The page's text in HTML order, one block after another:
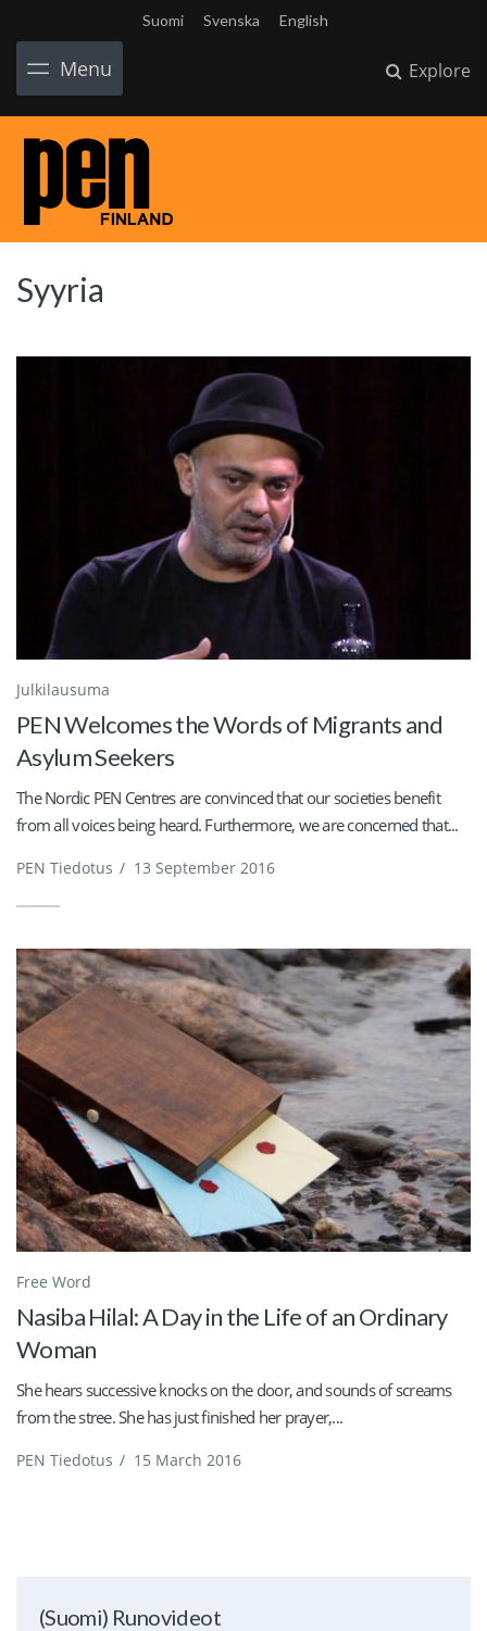
Suomi Svenska English
Menu Explore
Syyria
Julkilausuma
PEN Welcomes the Words of Migrants and
Asylum Seekers
The Nordic PEN Centres are convinced that our societies benefit
from all voices being heard. Furthermore, we are concerned that...
PEN Tiedotus / 13 September 2016
Free Word
Nasiba Hilal: A Day in the Life of an Ordinary
Woman
She hears successive knocks on the door, and sounds of screams
from the stree. She has just finished her prayer,...
PEN Tiedotus / 15 March 2016
(Suomi) Runovideot